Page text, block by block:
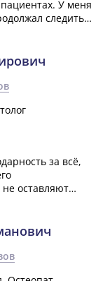
У меня
следить
за всё,
оставляют